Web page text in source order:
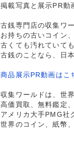
掲載写真と展示PR動
古銭専門店の収集ワ
お持ちの古いコイン
古くても汚れていて
古銭のことなら、日
商品展示PR動画は
収集ワールドは、世
高価買取、無料鑑定
アメリカ大手PMG社
世界のコイン、紙幣